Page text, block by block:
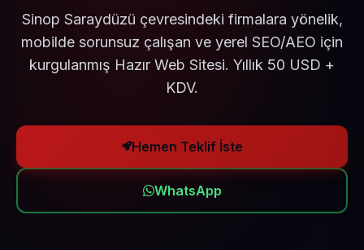
Sinop Saraydüzü çevresindeki firmalara yönelik,
mobilde sorunsuz çalışan ve yerel SEO/AEO için
kurgulanmış Hazır Web Sitesi. Yıllık 50 USD +
KDV.
Hemen Teklif İste
WhatsApp